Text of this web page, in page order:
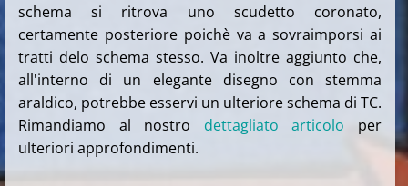
schema si ritrova uno scudetto coronato,
certamente posteriore poichè va a sovraimporsi ai
tratti delo schema stesso. Va inoltre aggiunto che,
all'interno di un elegante disegno con stemma
araldico, potrebbe esservi un ulteriore schema di TC.
Rimandiamo al nostro dettagliato articolo per
ulteriori approfondimenti.